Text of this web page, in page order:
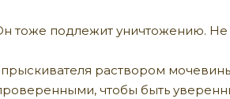
тоже подлежит уничтожению. Не
раствором
чтобы быть